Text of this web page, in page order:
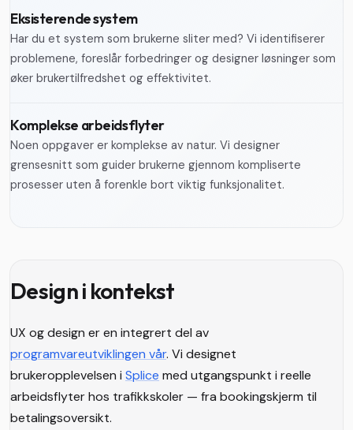
Eksisterende system
Har du et system som brukerne sliter med? Vi identifiserer
problemene, foreslår forbedringer og designer løsninger som
øker brukertilfredshet og effektivitet.
Komplekse arbeidsflyter
Noen oppgaver er komplekse av natur. Vi designer
grensesnitt som guider brukerne gjennom kompliserte
prosesser uten å forenkle bort viktig funksjonalitet.
Design i kontekst
UX og design er en integrert del av
programvareutviklingen vår. Vi designet
brukeropplevelsen i Splice med utgangspunkt i reelle
arbeidsflyter hos trafikkskoler — fra bookingskjerm til
betalingsoversikt.